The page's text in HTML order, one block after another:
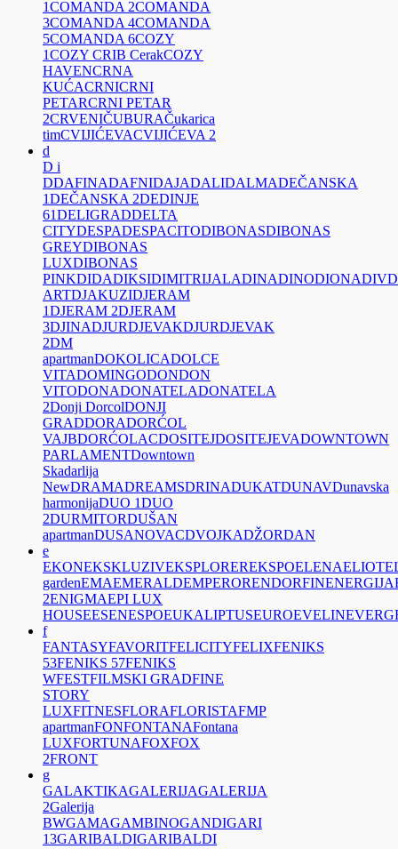
1COMANDA 2COMANDA
3COMANDA 4COMANDA
5COMANDA 6COZY
1COZY CRIB CerakCOZY
HAVENCRNA
KUĆACRNICRNI
PETARCRNI PETAR
2CRVENIČUBURAČukarica
timCVIJIĆEVACVIJIĆEVA 2
d
D i
DDAFINADAFNIDAJADALIDALMADEČANSKA
1DEČANSKA 2DEDINJE
61DELIGRADDELTA
CITYDESPADESPACITODIBONASDIBONAS
GREYDIBONAS
LUXDIBONAS
PINKDIDADIKSIDIMITRIJALADINADINODIONADIV
ARTDJAKUZIDJERAM
1DJERAM 2DJERAM
3DJINADJURDJEVAKDJURDJEVAK
2DM
apartmanDOKOLICADOLCE
VITADOMINGODONDON
VITODONADONATELADONATELA
2Donji DorcolDONJI
GRADDORADORĆOL
VAJBDORĆOLACDOSITEJDOSITEJEVADOWNTOWN
PARLAMENTDowntown
Skadarlija
NewDRAMADREAMSDRINADUKATDUNAVDunavska
harmonijaDUO 1DUO
2DURMITORDUŠAN
apartmanDUSANOVACDVOJKADŽORDAN
e
EKONEKSKLUZIVEKSPLOREREKSPOELENAELIOT
gardenEMAEMERALDEMPERORENDORFINENERGIJA
2ENIGMAEPI LUX
HOUSEESENESPOEUKALIPTUSEUROEVELIN
f
FANTASYFAVORITFELICITYFELIXFENIKS
53FENIKS 57FENIKS
WFESTFILMSKI GRADFINE
STORY
LUXFITNESFLORAFLORISTAFMP
apartmanFONFONTANAFontana
LUXFORTUNAFOXFOX
2FRONT
g
GALAKTIKAGALERIJAGALERIJA
2Galerija
BWGAMAGAMBINOGANDIGARI
13GARIBALDIGARIBALDI